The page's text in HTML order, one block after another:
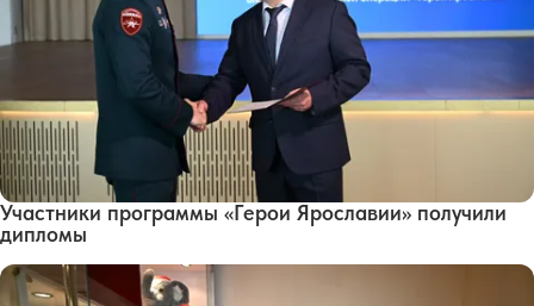
Участники программы «Герои Ярославии» получили
дипломы